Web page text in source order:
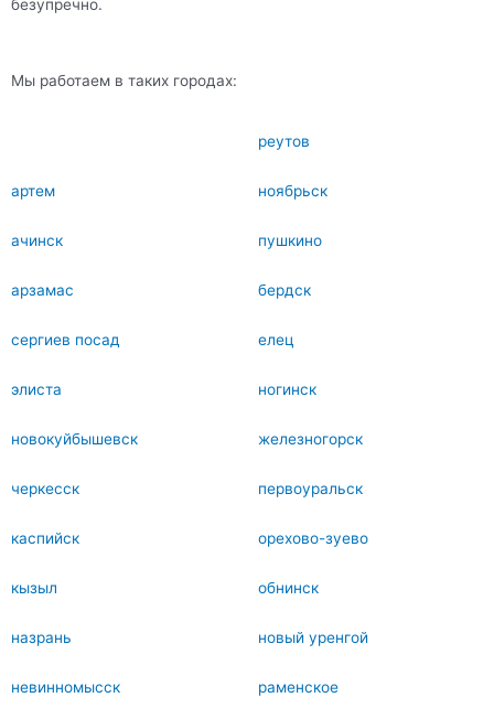
безупречно.
Мы работаем в таких городах:
реутов
артем ноябрьск
ачинск пушкино
арзамас бердск
сергиев посад елец
элиста ногинск
новокуйбышевск железногорск
черкесск первоуральск
каспийск орехово-зуево
кызыл обнинск
назрань новый уренгой
невинномысск раменское